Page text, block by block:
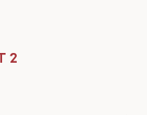
2